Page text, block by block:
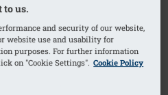
us.
and security of our website,
website use and usability for
purposes. For further information
on "Cookie Settings". Cookie Policy